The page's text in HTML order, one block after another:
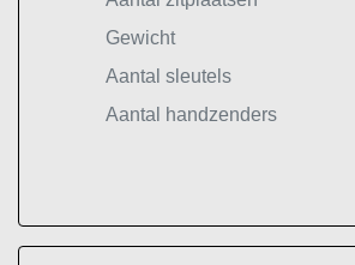
Gewicht
Aantal sleutels
Aantal handzenders